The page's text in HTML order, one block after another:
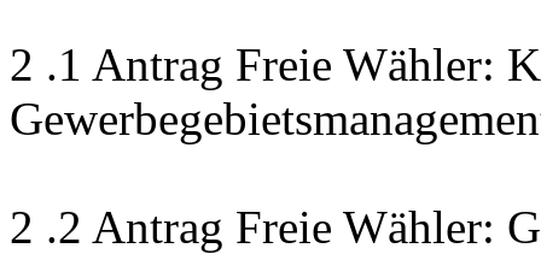
2 .1 Antrag Freie Wähler:
2 .2 Antrag Freie Wähler: